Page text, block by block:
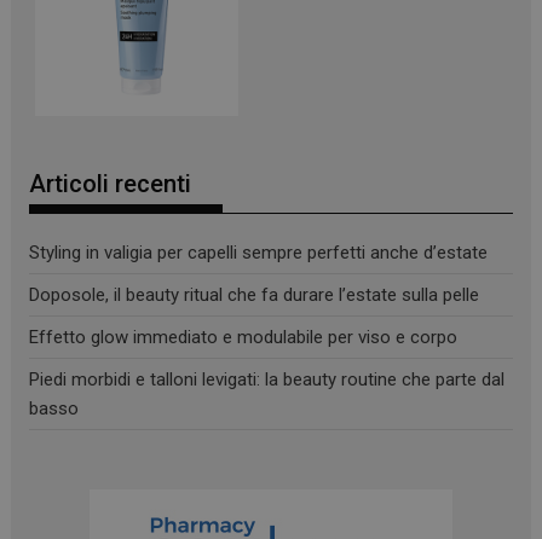
Articoli recenti
Styling in valigia per capelli sempre perfetti anche d’estate
Doposole, il beauty ritual che fa durare l’estate sulla pelle
Effetto glow immediato e modulabile per viso e corpo
Piedi morbidi e talloni levigati: la beauty routine che parte dal
basso
_ga